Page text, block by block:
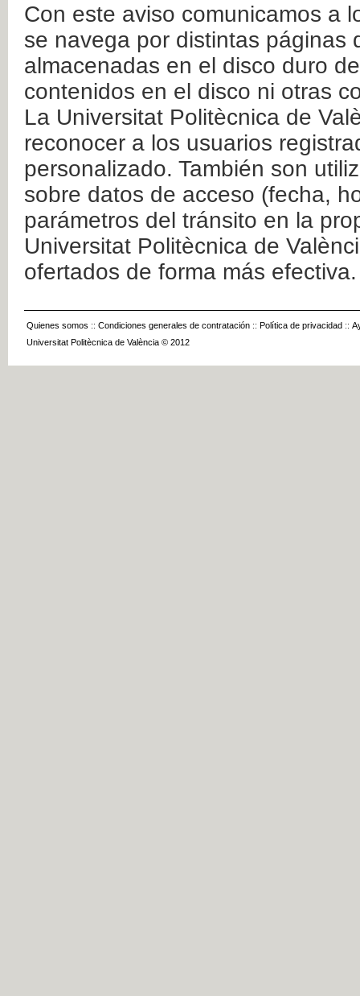
Con este aviso comunicamos a
se navega por distintas páginas
almacenadas en el disco duro
contenidos en el disco ni otras
La Universitat Politècnica de
reconocer a los usuarios
personalizado. También son
sobre datos de acceso (fecha,
parámetros del tránsito en la
Universitat Politècnica de
ofertados de forma más efectiva.
Quienes somos :: Condiciones generales de contratación :: Política de privacidad ::
Universitat Politècnica de València © 2012